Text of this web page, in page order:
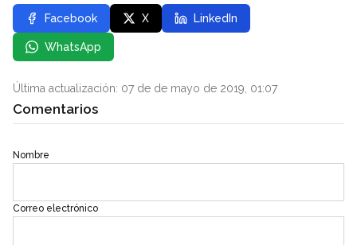
Facebook X LinkedIn
WhatsApp
Última actualización: 07 de de mayo de 2019, 01:07
Comentarios
Nombre
Correo electrónico